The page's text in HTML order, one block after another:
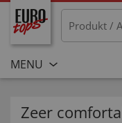
MENU
Zeer